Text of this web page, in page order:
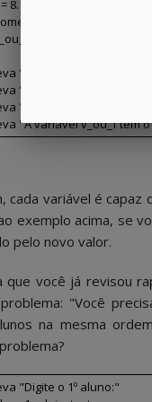
8.1
:= "Meu texto"
:= verdadeiro
"O valor de i é {i} e é
"O valor de j é {j} e é
"Já o texto da variável
"A variável v_ou_f tem
cada variável é
exemplo acima, se
pelo novo valor.
que você já revisou
"Você
na mesma
"Digite o 1º aluno:"